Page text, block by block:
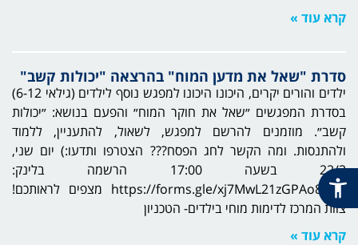
קרא עוד »
סדרת "שאל את מדען המוח" בהרצאה "יכולות קשב"
ילדים והורים יקרים, היכונו היכונו למפגש נוסף לילדים (גילאי 6-12)
בסדרת המפגשים ״שאל את חוקר המוח״ והפעם בנושא: ״יכולות
קשב״. מוזמנים להרשם למפגש, לשאול, להתעניין, ללמוד
ולהתנסות. ומה הקשר לחג הפסח??? הצטרפו ותדעו:) יום שני,
22/3 בשעה 17:00 הרשמה בלינק:
https://forms.gle/xj7MwL21zGPAo89N8 מצפים לראותכם!
צוות המרכז לדימות מוחי בילדים- הטכניון
קרא עוד »